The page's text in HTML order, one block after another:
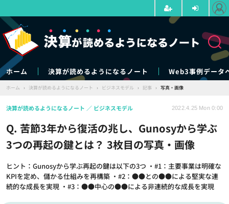
ホーム 決算が読めるようになるノート Web3事例データ
ホーム › 決算が読めるようになるノート › ビジネスモデル › 記事 › 写真・画像
Q. 苦節3年から復活の兆し、Gunosyから学ぶ
3つの再起の鍵とは？ 3枚目の写真・画像
ヒント：Gunosyから学ぶ再起の鍵は以下の3つ ・#1：主要事業は明確な
KPIを定め、儲かる仕組みを再構築 ・#2：●●との●●による堅実な連
続的な成長を実現 ・#3：●●中心の●●による非連続的な成長を実現
決算が読めるようになるノート ビジネスモデル 2022.4.25 Mon 0:00